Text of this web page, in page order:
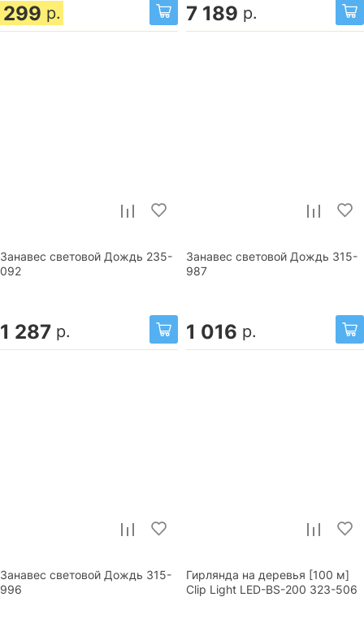
299 р. 7 189 р.
Занавес световой Дождь 235-
092
1 287 р.
Занавес световой Дождь 315-
987
1 016 р.
Занавес световой Дождь 315-
996
Гирлянда на деревья [100 м]
Clip Light LED-BS-200 323-506